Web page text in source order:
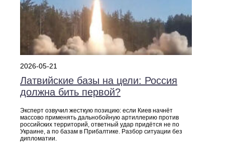
2026-05-21
Латвийские базы на цели: Россия
должна бить первой?
Эксперт озвучил жесткую позицию: если Киев начнёт
массово применять дальнобойную артиллерию против
российских территорий, ответный удар придётся не по
Украине, а по базам в Прибалтике. Разбор ситуации без
дипломатии.